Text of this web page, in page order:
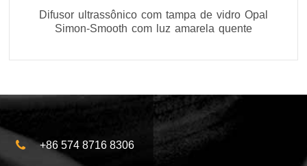
Difusor ultrassônico com tampa de vidro Opal
Simon-Smooth com luz amarela quente
+86 574 8716 8306